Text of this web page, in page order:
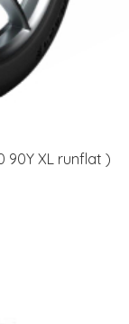
90Y XL runflat )